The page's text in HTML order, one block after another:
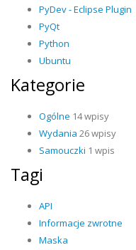
PyDev - Eclipse Plugin
PyQt
Python
Ubuntu
Kategorie
Ogólne 14 wpisy
Wydania 26 wpisy
Samouczki 1 wpis
Tagi
API
Informacje zwrotne
Maska